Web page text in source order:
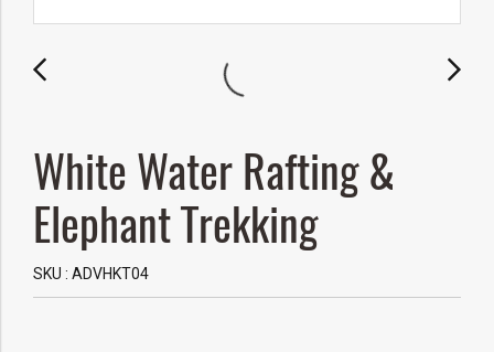
White Water Rafting &
Elephant Trekking
SKU : ADVHKT04